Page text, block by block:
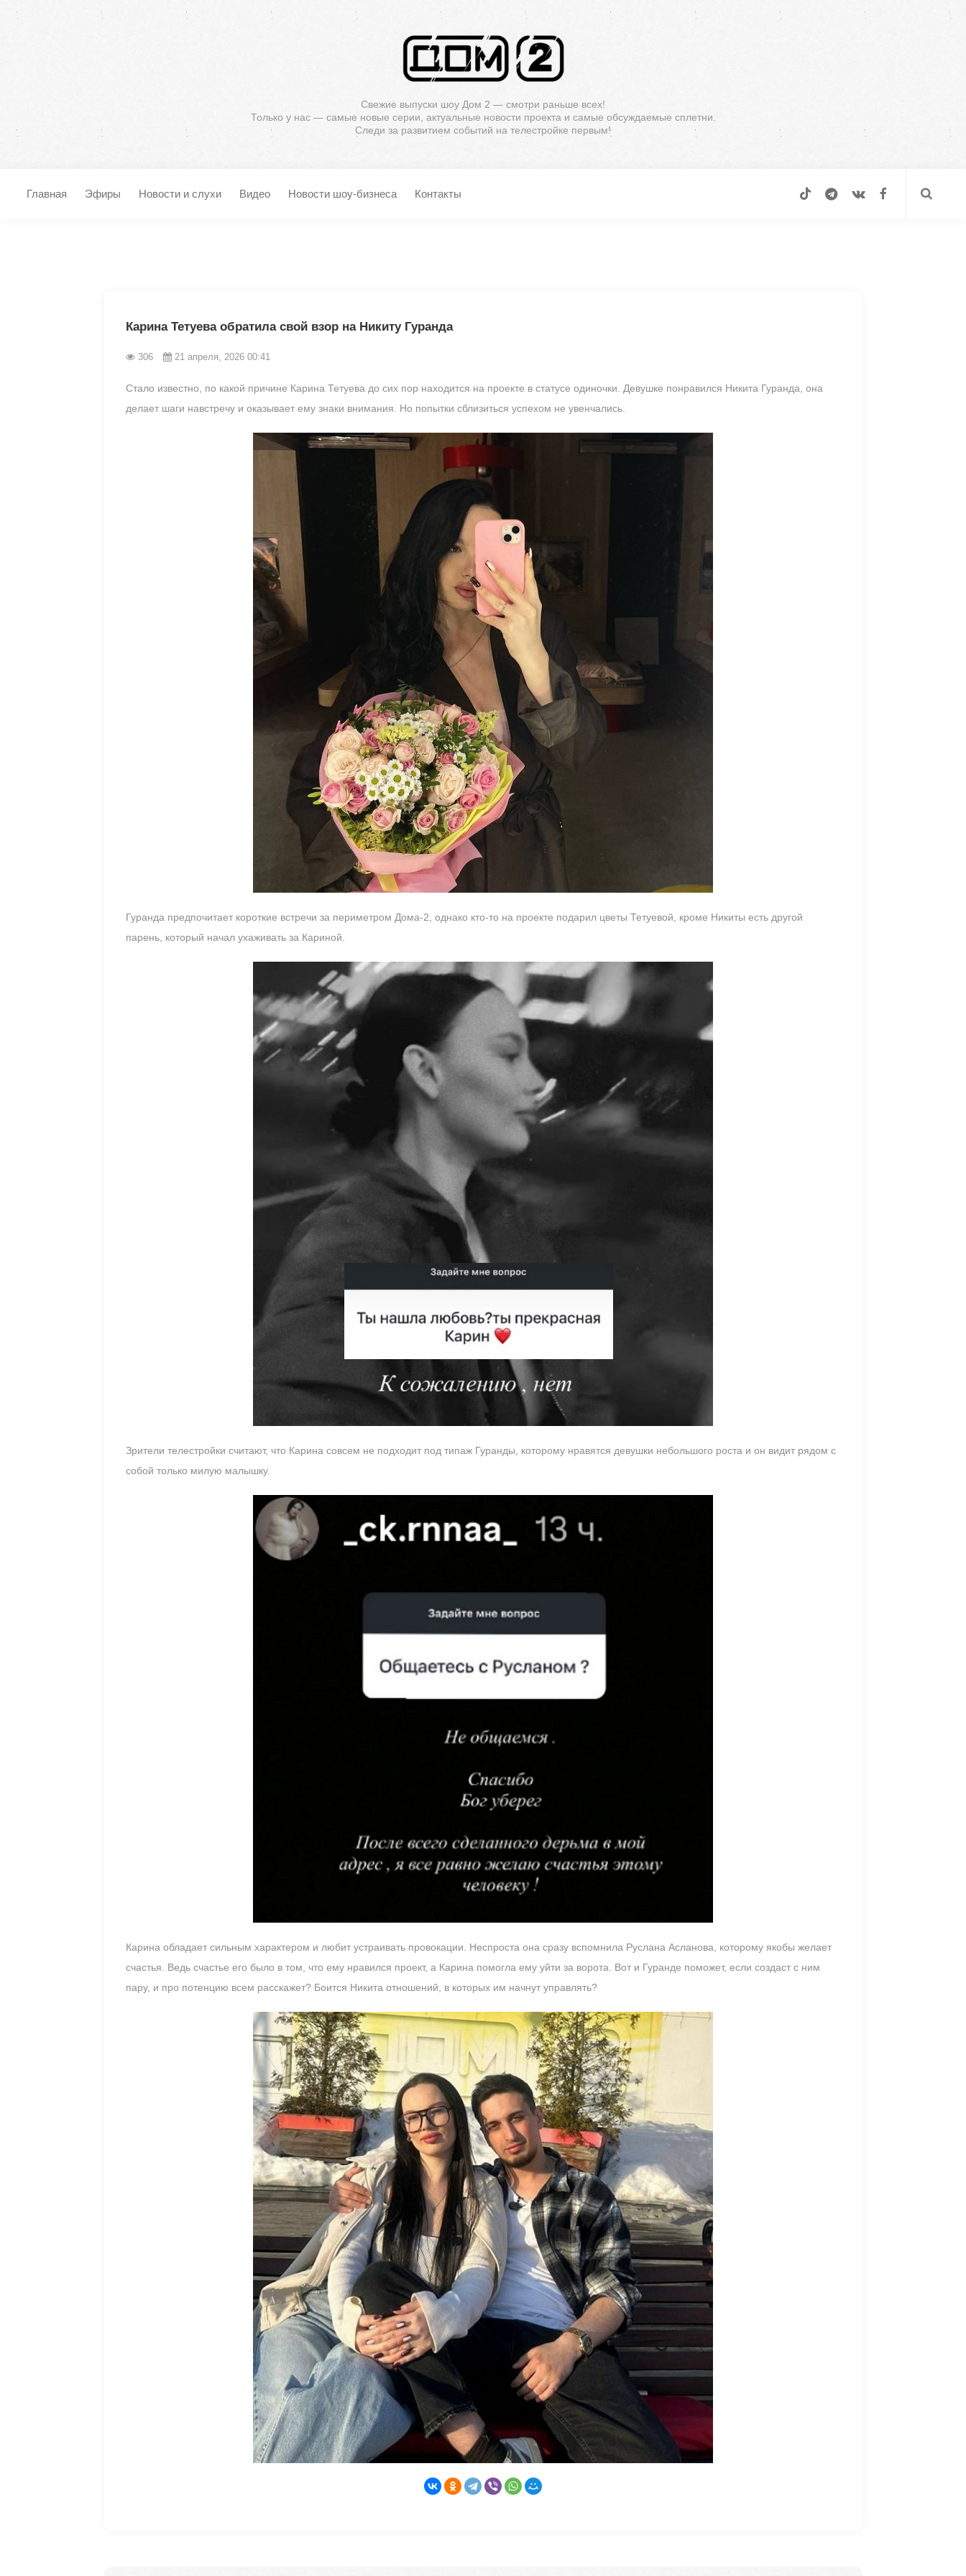
Свежие выпуски шоу Дом 2 — смотри раньше всех!
Только у нас — самые новые серии, актуальные новости проекта и самые обсуждаемые сплетни.
Следи за развитием событий на телестройке первым!
Главная Эфиры Новости и слухи Видео Новости шоу-бизнеса Контакты
Карина Тетуева обратила свой взор на Никиту Гуранда
306 21 апреля, 2026 00:41
Стало известно, по какой причине Карина Тетуева до сих пор находится на проекте в статусе одиночки. Девушке понравился Никита Гуранда, она
делает шаги навстречу и оказывает ему знаки внимания. Но попытки сблизиться успехом не увенчались.
Гуранда предпочитает короткие встречи за периметром Дома-2, однако кто-то на проекте подарил цветы Тетуевой, кроме Никиты есть другой
парень, который начал ухаживать за Кариной.
Зрители телестройки считают, что Карина совсем не подходит под типаж Гуранды, которому нравятся девушки небольшого роста и он видит рядом с
собой только милую малышку.
Карина обладает сильным характером и любит устраивать провокации. Неспроста она сразу вспомнила Руслана Асланова, которому якобы желает
счастья. Ведь счастье его было в том, что ему нравился проект, а Карина помогла ему уйти за ворота. Вот и Гуранде поможет, если создаст с ним
пару, и про потенцию всем расскажет? Боится Никита отношений, в которых им начнут управлять?